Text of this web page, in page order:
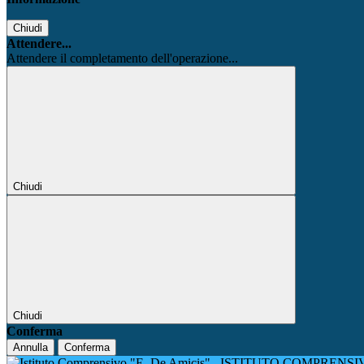
Chiudi
Attendere...
Attendere il completamento dell'operazione...
Chiudi
Chiudi
Conferma
Annulla Conferma